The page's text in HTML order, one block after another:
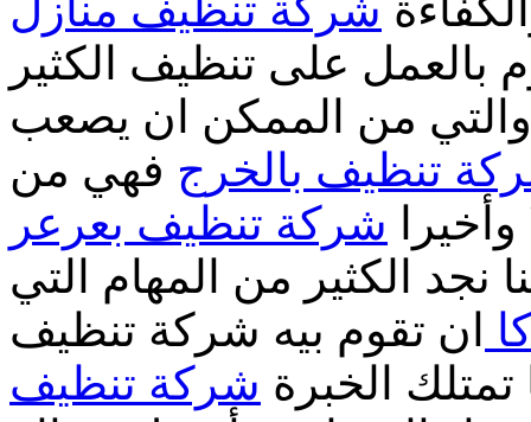
شركة تنظيف منازل
على تنظيف الكثير
من الممكن ان يصعب
تنظيف بالخرج فهي من
شركة تنظيف بعرعر
الكثير من المهام التي
ان تقوم بيه شركة تنظيف
تمتلك الخبرة شركة تنظيف